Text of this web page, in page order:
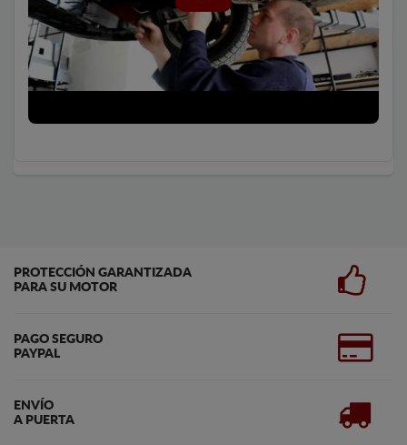
PROTECCIÓN GARANTIZADA
PARA SU MOTOR
PAGO SEGURO
PAYPAL
ENVÍO
A PUERTA